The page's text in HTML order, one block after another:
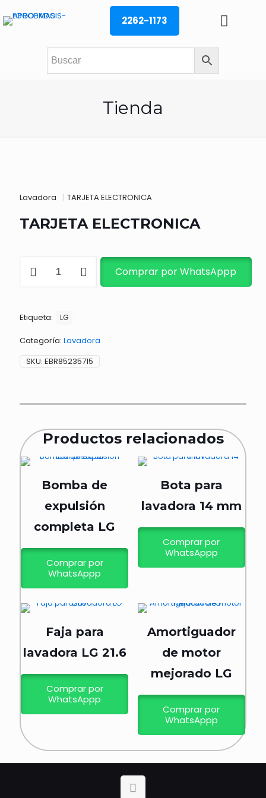
2262-1173
Tienda
Lavadora | TARJETA ELECTRONICA
TARJETA ELECTRONICA
ELECTRONICA
Comprar por WhatsAppp
Etiqueta: LG
Categoría: Lavadora
SKU: EBR85235715
Productos relacionados
Bomba de
expulsión
completa LG
Comprar por
WhatsAppp
Bota para
lavadora 14 mm
Comprar por
WhatsAppp
Faja para
lavadora LG 21.6
Comprar por
WhatsAppp
Amortiguador
de motor
mejorado LG
Comprar por
WhatsAppp